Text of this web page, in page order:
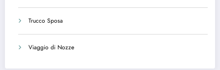
Trucco Sposa
Viaggio di Nozze